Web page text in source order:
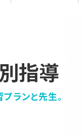
指導
ランと先生。